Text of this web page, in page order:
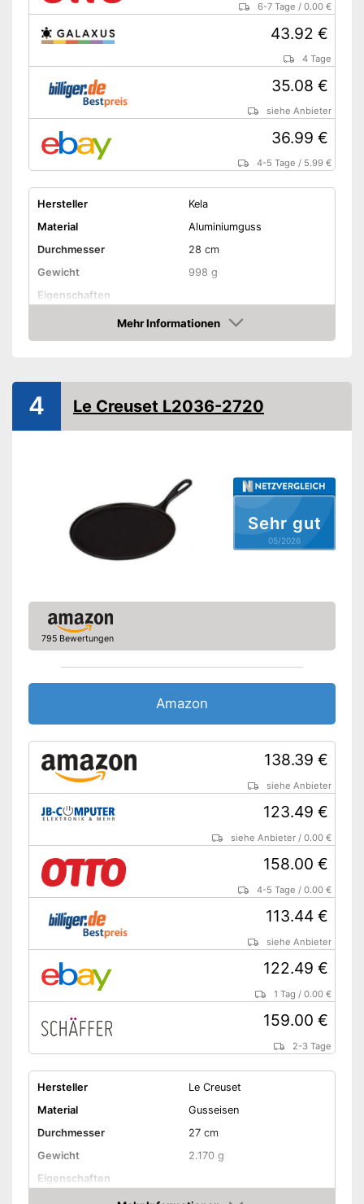
6-7 Tage /0.00 €
43.92 €
4 Tage
35.08 €
siehe Anbieter
36.99 €
4-5 Tage / 5.99 €
Hersteller
Kela
Material
Aluminiumguss
Durchmesser
28 cm
Gewicht
998 g
Eigenschaften
Für Elektroherd geeignet
geeignet
Griff abnehmbar
Spülmaschinengeeignet
Amazon Lieferzeit
Mehr Informationen
Amazon
Sehr gut
05/2026
4 Le Creuset L2036-2720
795 Bewertungen
Amazon
138.39 €
siehe Anbieter
123.49 €
siehe Anbieter /0.00 €
158.00 €
4-5 Tage /0.00 €
113.44 €
siehe Anbieter
122.49 €
1 Tag /0.00 €
159.00 €
2-3 Tage
Hersteller
Le Creuset
Material
Gusseisen
Durchmesser
27 cm
Gewicht
2.170 g
Eigenschaften